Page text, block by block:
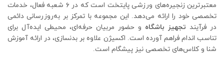
معتبرترین زنجیره‌های ورزشی پایتخت است که در ۶ شعبه فعال، خدمات
تخصصی خود را ارائه می‌دهد. این مجموعه با تمرکز بر به‌روزرسانی دائمی
در فرآیند تجهیز باشگاه و حضور مربیان حرفه‌ای، محیطی ایده‌آل برای
تناسب اندام فراهم آورده است. اکسیژن علاوه بر بدنسازی، در ارائه آموزش
شنا و کلاس‌های تخصصی نیز پیشگام است.